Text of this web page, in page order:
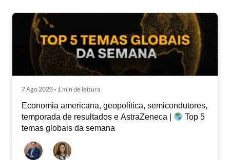
7 Ago 2026 • 1 min de leitura
Economia americana, geopolítica, semicondutores,
temporada de resultados e AstraZeneca |
Top 5
temas globais da semana